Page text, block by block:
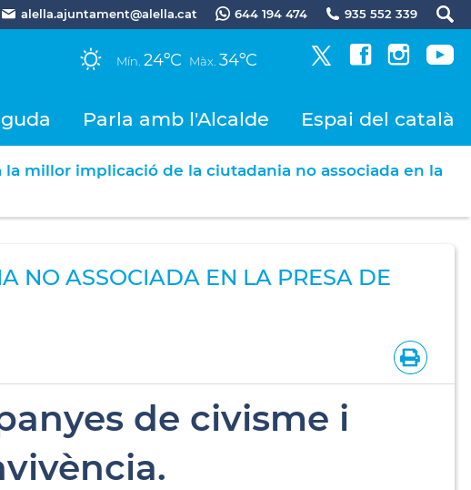
alella.ajuntament@alella.cat 644 194 474 935 552 339
Mín. 24ºC Màx. 34ºC
Parla amb l'Alcalde Espai del català
la millor implicació de la ciutadania no associada en la
NO ASSOCIADA EN LA PRESA DE
de civisme i